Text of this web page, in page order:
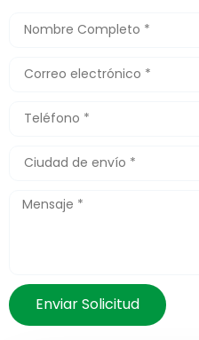
Enviar Solicitud